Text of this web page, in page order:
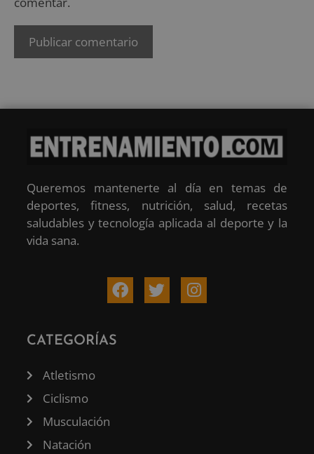
Queremos mantenerte al día en temas de
deportes, fitness, nutrición, salud, recetas
saludables y tecnología aplicada al deporte y la
vida sana.
CATEGORÍAS
Atletismo
Ciclismo
Musculación
Natación